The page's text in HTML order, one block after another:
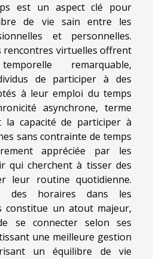
est un aspect clé pour
de vie sain entre les
et personnelles.
rencontres virtuelles offrent
remarquable,
de participer à des
à leur emploi du temps
asynchrone, terme
la capacité de participer à
sans contrainte de temps
appréciée par les
qui cherchent à tisser des
leur routine quotidienne.
des horaires dans les
constitue un atout majeur,
se connecter selon ses
une meilleure gestion
un équilibre de vie